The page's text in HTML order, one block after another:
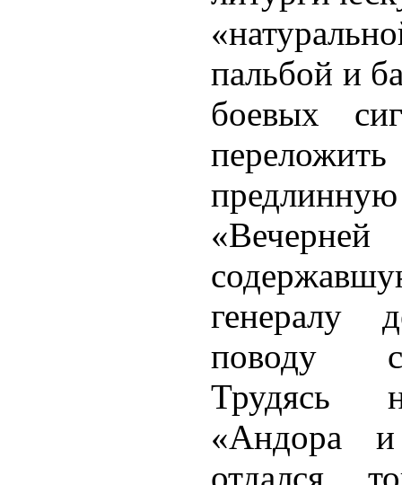
пальбой и
боевых
генералу
поводу
Трудясь
«Андора